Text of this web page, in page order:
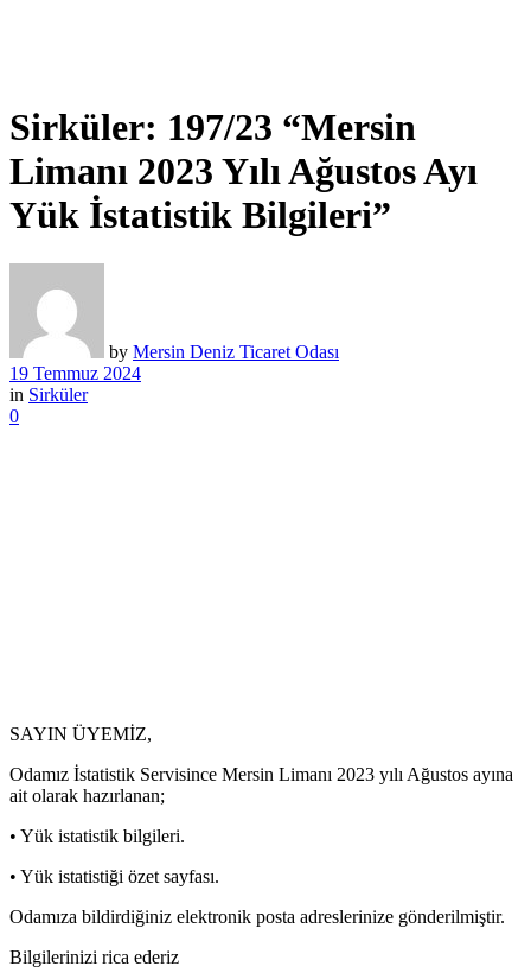
Sirküler: 197/23 “Mersin
Limanı 2023 Yılı Ağustos Ayı
Yük İstatistik Bilgileri”
by Mersin Deniz Ticaret Odası
19 Temmuz 2024
in Sirküler
0
SAYIN ÜYEMİZ,
Odamız İstatistik Servisince Mersin Limanı 2023 yılı Ağustos ayına
ait olarak hazırlanan;
• Yük istatistik bilgileri.
• Yük istatistiği özet sayfası.
Odamıza bildirdiğiniz elektronik posta adreslerinize gönderilmiştir.
Bilgilerinizi rica ederiz